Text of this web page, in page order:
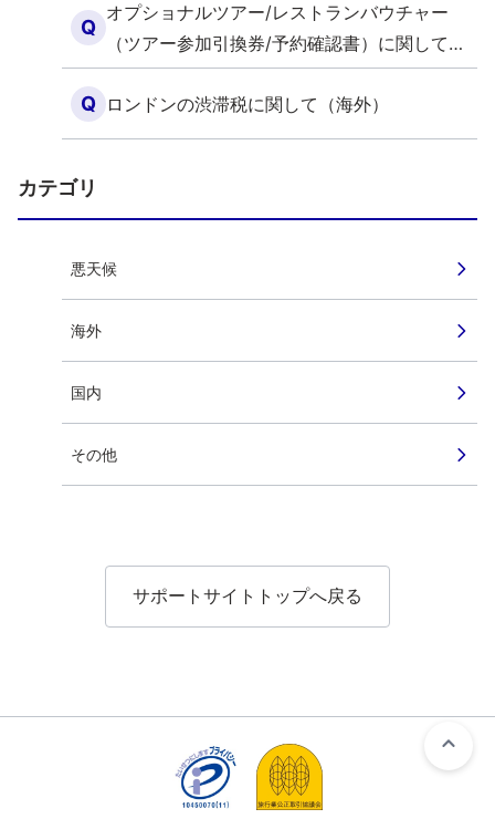
Q
オプショナルツアー/レストランバウチャー
（ツアー参加引換券/予約確認書）に関して
（海外）
Q ロンドンの渋滞税に関して（海外）
カテゴリ
悪天候
海外
国内
その他
サポートサイトトップへ戻る